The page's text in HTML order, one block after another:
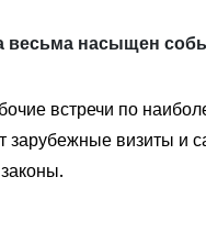
весьма насыщен
встречи по
визиты и